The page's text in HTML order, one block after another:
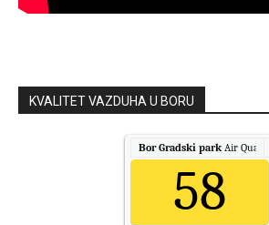
KVALITET VAZDUHA U BORU
Bor Gradski park Air Quality.
58